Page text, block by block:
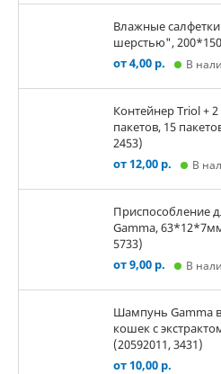
Влажные
шерстью",
от 4,00 р.
В
Контейнер Triol +
пакетов, 15
2453)
от 12,00 р.
В
Приспособление
Gamma,
5733)
от 9,00 р.
В
Шампунь Gamma
кошек с
(20592011, 3431)
от 10,00 р.